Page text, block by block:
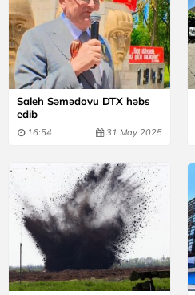
Saleh Səmədovu DTX həbs
edib
16:54 31 May 2025